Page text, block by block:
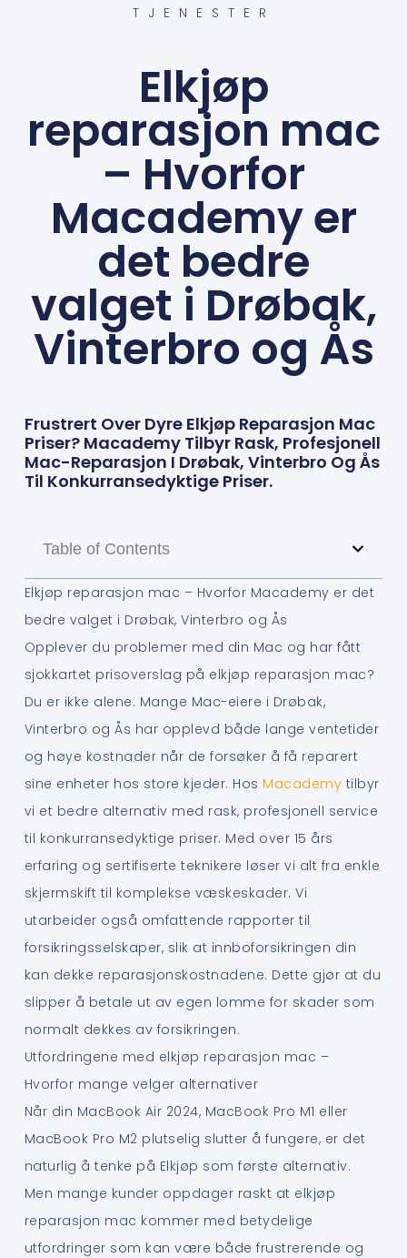
TJENESTER
Elkjøp
reparasjon mac
– Hvorfor
Macademy er
det bedre
valget i Drøbak,
Vinterbro og Ås
Frustrert Over Dyre Elkjøp Reparasjon Mac
Priser? Macademy Tilbyr Rask, Profesjonell
Mac-Reparasjon I Drøbak, Vinterbro Og Ås
Til Konkurransedyktige Priser.
Table of Contents
Elkjøp reparasjon mac – Hvorfor Macademy er det
bedre valget i Drøbak, Vinterbro og Ås
Opplever du problemer med din Mac og har fått
sjokkartet prisoverslag på elkjøp reparasjon mac?
Du er ikke alene. Mange Mac-eiere i Drøbak,
Vinterbro og Ås har opplevd både lange ventetider
og høye kostnader når de forsøker å få reparert
sine enheter hos store kjeder. Hos Macademy tilbyr
vi et bedre alternativ med rask, profesjonell service
til konkurransedyktige priser. Med over 15 års
erfaring og sertifiserte teknikere løser vi alt fra enkle
skjermskift til komplekse væskeskader. Vi
utarbeider også omfattende rapporter til
forsikringsselskaper, slik at innboforsikringen din
kan dekke reparasjonskostnadene. Dette gjør at du
slipper å betale ut av egen lomme for skader som
normalt dekkes av forsikringen.
Utfordringene med elkjøp reparasjon mac –
Hvorfor mange velger alternativer
Når din MacBook Air 2024, MacBook Pro M1 eller
MacBook Pro M2 plutselig slutter å fungere, er det
naturlig å tenke på Elkjøp som første alternativ.
Men mange kunder oppdager raskt at elkjøp
reparasjon mac kommer med betydelige
utfordringer som kan være både frustrerende og